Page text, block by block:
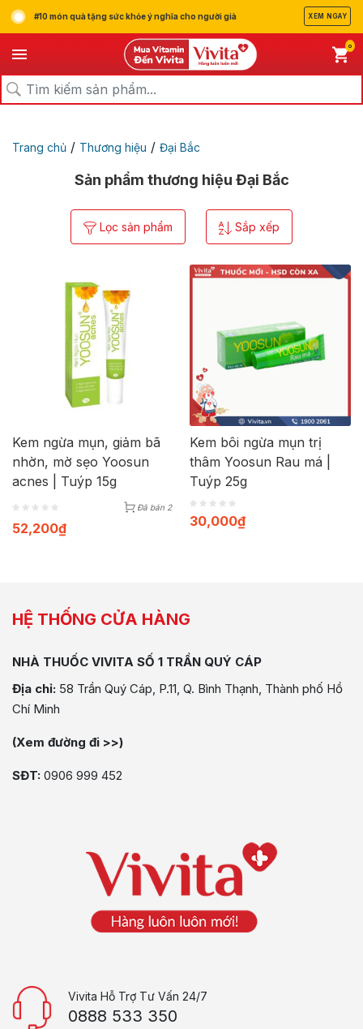
#10 món quà tặng sức khỏe ý nghĩa cho người già XEM NGAY
0
Trang chủ / Thương hiệu / Đại Bắc
Sản phẩm thương hiệu Đại Bắc
Lọc sản phẩm Sắp xếp
Kem ngừa mụn, giảm bã
nhờn, mờ sẹo Yoosun
acnes | Tuýp 15g
Đã bán 2
52,200₫
Kem bôi ngừa mụn trị
thâm Yoosun Rau má |
Tuýp 25g
30,000₫
HỆ THỐNG CỬA HÀNG
NHÀ THUỐC VIVITA SỐ 1 TRẦN QUÝ CÁP
Địa chỉ: 58 Trần Quý Cáp, P.11, Q. Bình Thạnh, Thành phố Hồ
Chí Minh
(Xem đường đi >>)
SĐT: 0906 999 452
Vivita Hỗ Trợ Tư Vấn 24/7
0888 533 350